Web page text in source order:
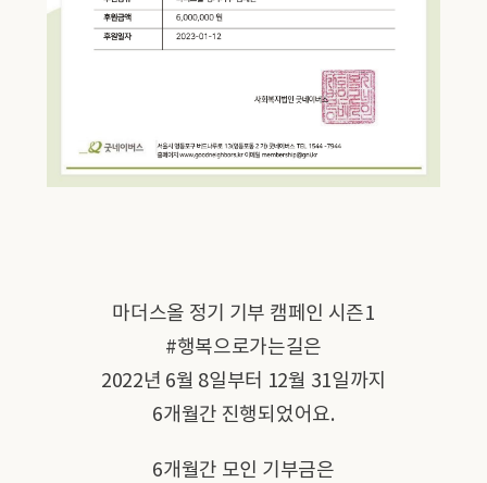
마더스올 정기 기부 캠페인 시즌1
#행복으로가는길은
2022년 6월 8일부터 12월 31일까지
6개월간 진행되었어요.
6개월간 모인 기부금은